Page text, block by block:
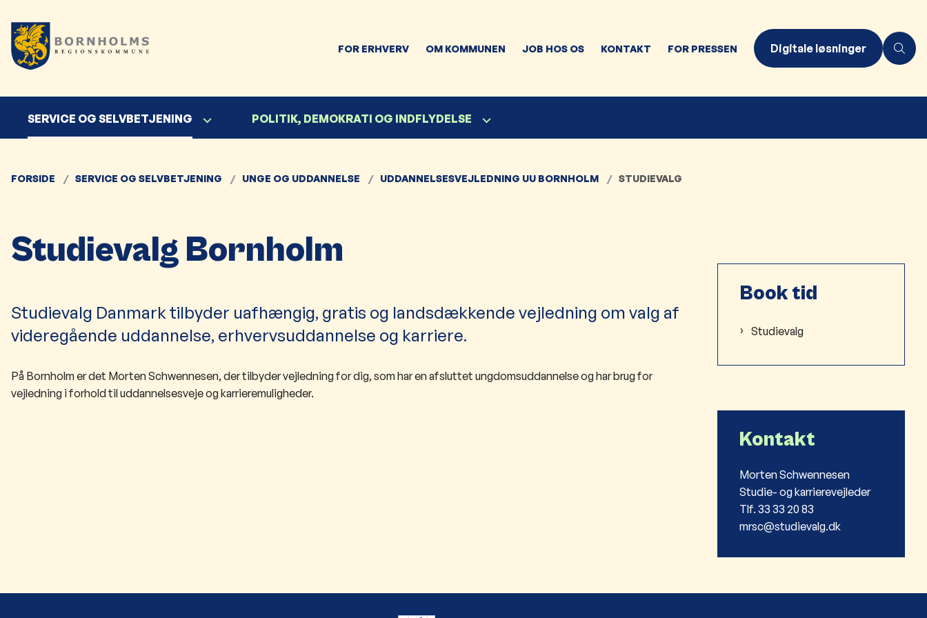
FOR ERHVERV OM KOMMUNEN JOB HOS OS KONTAKT FOR PRESSEN Digitale løsninger
SERVICE OG SELVBETJENING POLITIK, DEMOKRATI OG INDFLYDELSE
FORSIDE SERVICE OG SELVBETJENING UNGE OG UDDANNELSE UDDANNELSESVEJLEDNING UU BORNHOLM STUDIEVALG
Studievalg Bornholm
Studievalg Danmark tilbyder uafhængig, gratis og landsdækkende vejledning om valg af
videregående uddannelse, erhvervsuddannelse og karriere.
På Bornholm er det Morten Schwennesen, der tilbyder vejledning for dig, som har en afsluttet ungdomsuddannelse og har brug for
vejledning i forhold til uddannelsesveje og karrieremuligheder.
Book tid
Studievalg
Kontakt
Morten Schwennesen
Studie- og karrierevejleder
Tlf. 33 33 20 83
mrsc@studievalg.dk